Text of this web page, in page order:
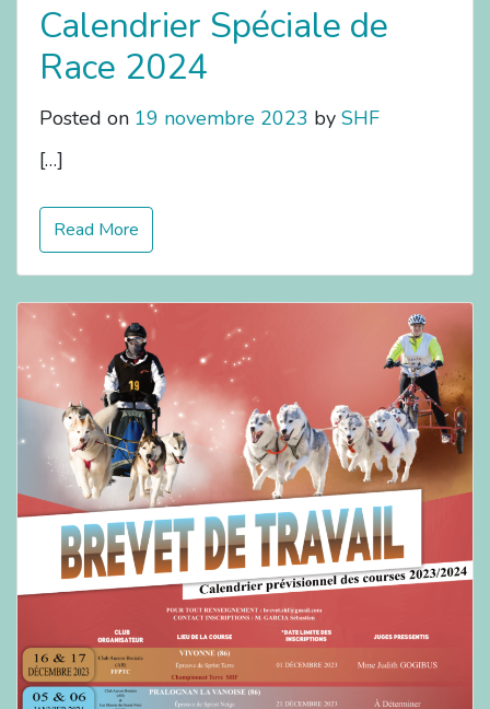
Calendrier Spéciale de
Race 2024
Posted on 19 novembre 2023 by SHF
[…]
Read More